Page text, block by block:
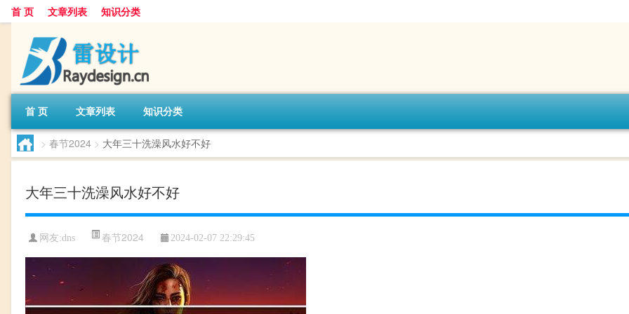
首 页 文章列表 知识分类
首 页 文章列表 知识分类
> 春节2024 > 大年三十洗澡风水好不好
大年三十洗澡风水好不好
网友:dns 春节2024 2024-02-07 22:29:45